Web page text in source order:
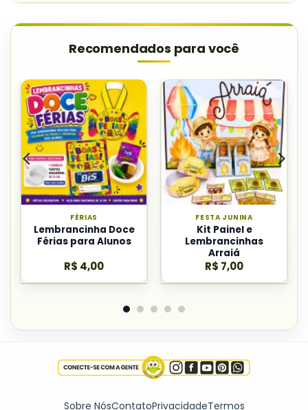
Recomendados para você
FÉRIAS
Lembrancinha Doce
Férias para Alunos
R$ 4,00
FESTA JUNINA
Kit Painel e
Lembrancinhas
Arraiá
R$ 7,00
Sobre NósContatoPrivacidadeTermos